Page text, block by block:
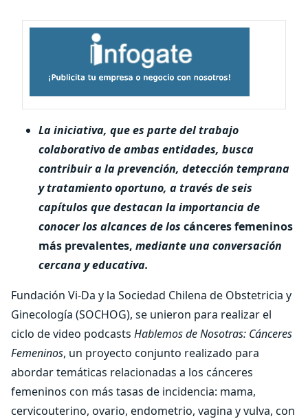
La iniciativa, que es parte del trabajo
colaborativo de ambas entidades, busca
contribuir a la prevención, detección temprana
y tratamiento oportuno, a través de seis
capítulos que destacan la importancia de
conocer los alcances de los cánceres femeninos
más prevalentes, mediante una conversación
cercana y educativa.
Fundación Vi-Da y la Sociedad Chilena de Obstetricia y
Ginecología (SOCHOG), se unieron para realizar el
ciclo de video podcasts Hablemos de Nosotras: Cánceres
Femeninos, un proyecto conjunto realizado para
abordar temáticas relacionadas a los cánceres
femeninos con más tasas de incidencia: mama,
cervicouterino, ovario, endometrio, vagina y vulva, con